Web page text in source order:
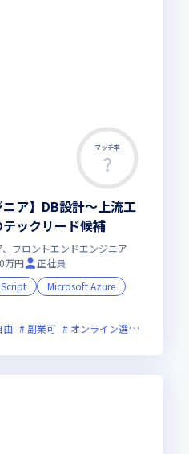
マッチ率
ニア】DB設計〜上流工
ックリード候補
フロントエンドエンジニア
万円
正社員
Microsoft Azure
由 副業可 オンライン選考可